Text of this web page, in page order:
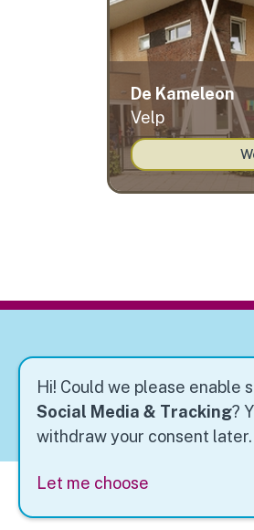
De Kameleon
Velp
Hi! Could we please enable
Social Media & Tracking?
withdraw your consent later.
Let me choose